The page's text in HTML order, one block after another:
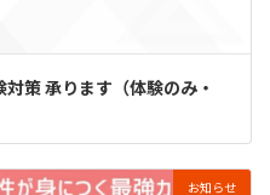
策 承ります（体験のみ・
お知らせ